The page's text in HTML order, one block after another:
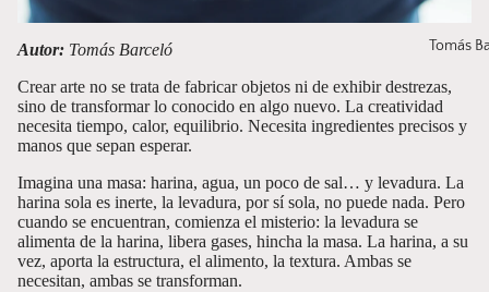
Tomás
Autor: Tomás Barceló
Crear arte no se trata de fabricar objetos ni de exhibir destrezas,
sino de transformar lo conocido en algo nuevo. La creatividad
necesita tiempo, calor, equilibrio. Necesita ingredientes precisos y
manos que sepan esperar.
Imagina una masa: harina, agua, un poco de sal… y levadura. La
harina sola es inerte, la levadura, por sí sola, no puede nada. Pero
cuando se encuentran, comienza el misterio: la levadura se
alimenta de la harina, libera gases, hincha la masa. La harina, a su
vez, aporta la estructura, el alimento, la textura. Ambas se
necesitan, ambas se transforman.